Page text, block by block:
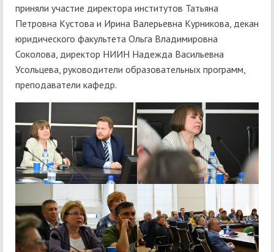
приняли участие директора институтов Татьяна
Петровна Кустова и Ирина Валерьевна Курникова, декан
юридического факультета Ольга Владимировна
Соколова, директор НИИН Надежда Васильевна
Усольцева, руководители образовательных программ,
преподаватели кафедр.